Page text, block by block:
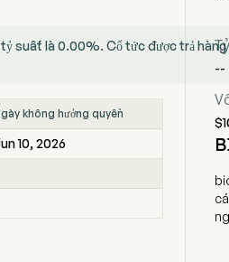
tỷ suất là 0.00%. Cổ tức được trả
không hưởng quyền
10, 2026
--